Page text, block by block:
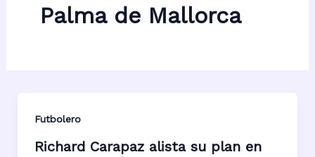
Palma de Mallorca
Futbolero
Richard Carapaz alista su plan en